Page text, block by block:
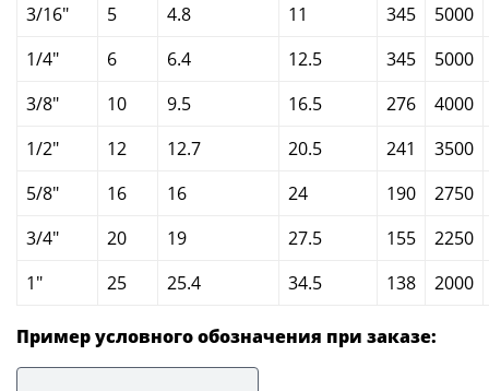
3/16"
5 4.8 11 345
5000
1/4"
6 6.4 12.5 345
5000
3/8"
10 9.5 16.5 276
4000
1/2"
12 12.7 20.5 241
3500
5/8"
16 16 24 190
2750
3/4"
20 19 27.5 155
2250
1"
25 25.4 34.5 138 2000
Пример условного обозначения при заказе: